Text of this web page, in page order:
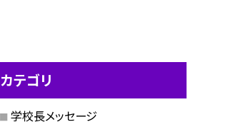
カテゴリ
学校長メッセージ